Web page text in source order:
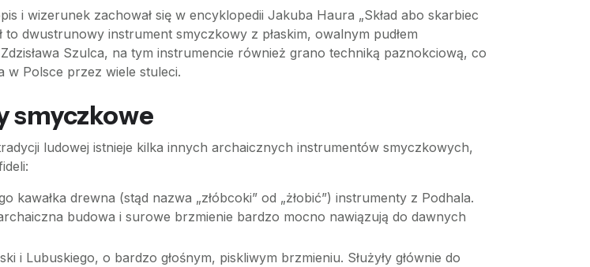
i wizerunek zachował się w encyklopedii Jakuba Haura „Skład abo skarbiec
dwustrunowy instrument smyczkowy z płaskim, owalnym pudłem
Szulca, na tym instrumencie również grano techniką paznokciową, co
w Polsce przez wiele stuleci.
smyczkowe
ludowej istnieje kilka innych archaicznych instrumentów smyczkowych,
kawałka drewna (stąd nazwa „złóbcoki” od „żłobić”) instrumenty z Podhala.
budowa i surowe brzmienie bardzo mocno nawiązują do dawnych
i Lubuskiego, o bardzo głośnym, piskliwym brzmieniu. Służyły głównie do